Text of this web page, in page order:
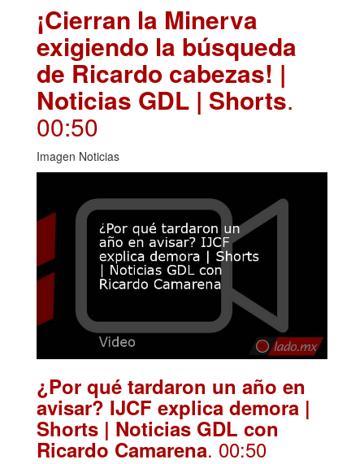
¡Cierran la Minerva
exigiendo la búsqueda
de Ricardo cabezas! |
Noticias GDL | Shorts.
00:50
Imagen Noticias
¿Por qué tardaron un año en
avisar? IJCF explica demora |
Shorts | Noticias GDL con
Ricardo Camarena. 00:50